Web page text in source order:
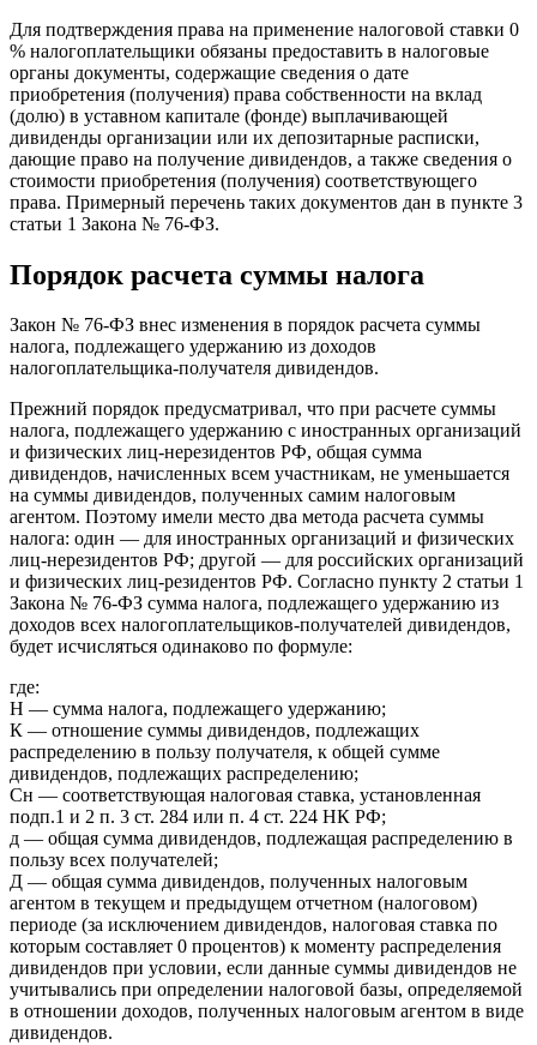
Для подтверждения права на применение налоговой ставки 0
% налогоплательщики обязаны предоставить в налоговые
органы документы, содержащие сведения о дате
приобретения (получения) права собственности на вклад
(долю) в уставном капитале (фонде) выплачивающей
дивиденды организации или их депозитарные расписки,
дающие право на получение дивидендов, а также сведения о
стоимости приобретения (получения) соответствующего
права. Примерный перечень таких документов дан в пункте 3
статьи 1 Закона № 76-ФЗ.
Порядок расчета суммы налога
Закон № 76-ФЗ внес изменения в порядок расчета суммы
налога, подлежащего удержанию из доходов
налогоплательщика-получателя дивидендов.
Прежний порядок предусматривал, что при расчете суммы
налога, подлежащего удержанию с иностранных организаций
и физических лиц-нерезидентов РФ, общая сумма
дивидендов, начисленных всем участникам, не уменьшается
на суммы дивидендов, полученных самим налоговым
агентом. Поэтому имели место два метода расчета суммы
налога: один — для иностранных организаций и физических
лиц-нерезидентов РФ; другой — для российских организаций
и физических лиц-резидентов РФ. Согласно пункту 2 статьи 1
Закона № 76-ФЗ сумма налога, подлежащего удержанию из
доходов всех налогоплательщиков-получателей дивидендов,
будет исчисляться одинаково по формуле:
где:
Н — сумма налога, подлежащего удержанию;
К — отношение суммы дивидендов, подлежащих
распределению в пользу получателя, к общей сумме
дивидендов, подлежащих распределению;
Сн — соответствующая налоговая ставка, установленная
подп.1 и 2 п. 3 ст. 284 или п. 4 ст. 224 НК РФ;
д — общая сумма дивидендов, подлежащая распределению в
пользу всех получателей;
Д — общая сумма дивидендов, полученных налоговым
агентом в текущем и предыдущем отчетном (налоговом)
периоде (за исключением дивидендов, налоговая ставка по
которым составляет 0 процентов) к моменту распределения
дивидендов при условии, если данные суммы дивидендов не
учитывались при определении налоговой базы, определяемой
в отношении доходов, полученных налоговым агентом в виде
дивидендов.